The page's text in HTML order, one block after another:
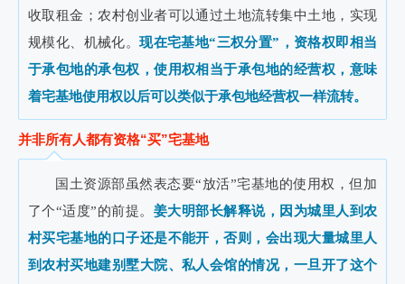
收取租金；农村创业者可以通过土地流转集中土地，实现
规模化、机械化。现在宅基地“三权分置”，资格权即相当
于承包地的承包权，使用权相当于承包地的经营权，意味
着宅基地使用权以后可以类似于承包地经营权一样流转。
并非所有人都有资格“买”宅基地
国土资源部虽然表态要“放活”宅基地的使用权，但加
了个“适度”的前提。 姜大明部长解释说，因为城里人到农
村买宅基地的口子还是不能开，否则，会出现大量城里人
到农村买地建别墅大院、私人会馆的情况，一旦开了这个